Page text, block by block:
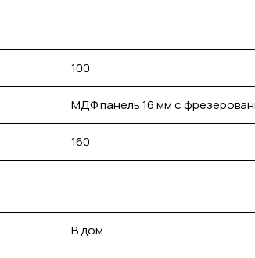
100
МДФ панель 16 мм с
160
В дом